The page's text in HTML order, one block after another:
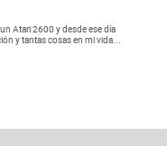
Atari 2600 y desde ese día
y tantas cosas en mi vida...